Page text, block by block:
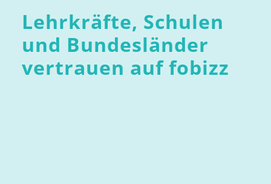
Lehrkräfte, Schulen
und Bundesländer
vertrauen auf fobizz